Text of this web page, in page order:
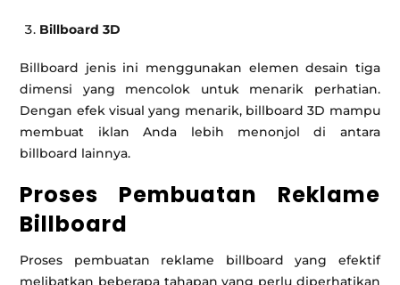
Billboard 3D
Billboard jenis ini menggunakan elemen desain tiga
dimensi yang mencolok untuk menarik perhatian.
Dengan efek visual yang menarik, billboard 3D mampu
membuat iklan Anda lebih menonjol di antara
billboard lainnya.
Proses Pembuatan Reklame
Billboard
Proses pembuatan reklame billboard yang efektif
melibatkan beberapa tahapan yang perlu diperhatikan